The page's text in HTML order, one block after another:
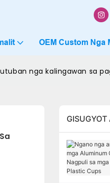
OEM Custom Nga
nga kalingawan sa